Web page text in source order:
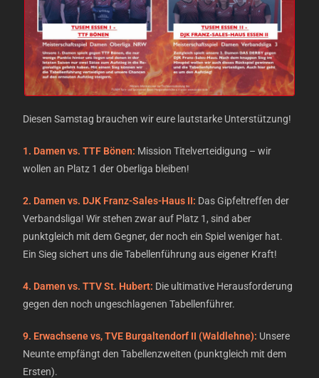
Diesen Samstag brauchen wir eure lautstarke Unterstützung!
1. Damen vs. TTF Bönen: Mission Titelverteidigung – wir
wollen an Platz 1 der Oberliga bleiben!
2. Damen vs. DJK Franz-Sales-Haus II: Das Gipfeltreffen der
Verbandsliga! Wir stehen zwar auf Platz 1, sind aber
punktgleich mit dem Gegner, der noch ein Spiel weniger hat.
Ein Sieg sichert uns die Tabellenführung aus eigener Kraft!
4. Damen vs. TTV St. Hubert: Die ultimative Herausforderung
gegen den noch ungeschlagenen Tabellenführer.
9. Erwachsene vs, TVE Burgaltendorf II (Waldlehne): Unsere
Neunte empfängt den Tabellenzweiten (punktgleich mit dem
Ersten).